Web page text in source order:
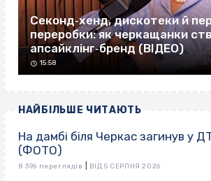
Секонд‐хенд, дискотеки й
переробки: як черкащанки
апсайклінг‐бренд (ВІДЕО)
15:58
НАЙБІЛЬШЕ ЧИТАЮТЬ
На дамбі біля Черкас загинув у
(ФОТО)
8 396 переглядів ВІД 5 СЕРПНЯ 2026